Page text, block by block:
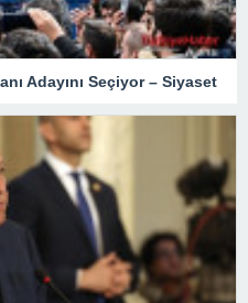
Adayını Seçiyor – Siyaset